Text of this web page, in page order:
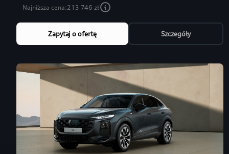
Najniższa cena:213 746 zł
Zapytaj o ofertę Szczegóły